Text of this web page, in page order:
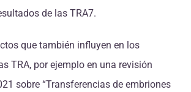
de las TRA7.
que también influyen en los
TRA, por ejemplo en una revisión
sobre “Transferencias de embriones